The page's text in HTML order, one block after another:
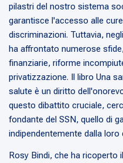
pilastri del nostro sistema
garantisce l'accesso alle
discriminazioni. Tuttavia,
ha affrontato numerose
finanziarie, riforme
privatizzazione. Il libro Una
salute è un diritto
questo dibattito cruciale,
fondante del SSN, quello di
indipendentemente dalla
Rosy Bindi, che ha ricoperto